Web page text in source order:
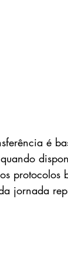
é
protocolos
jornada